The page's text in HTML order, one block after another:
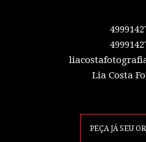
Lia Costa
PEÇA JÁ SEU